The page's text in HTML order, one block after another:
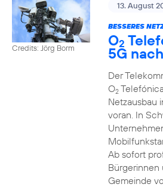
Credits: Jörg Borm
13. August
BESSERES
O2
5G
Der
O2
Netzausbau
voran. In
Ab sofort
Bürgerinnen
Gemeinde